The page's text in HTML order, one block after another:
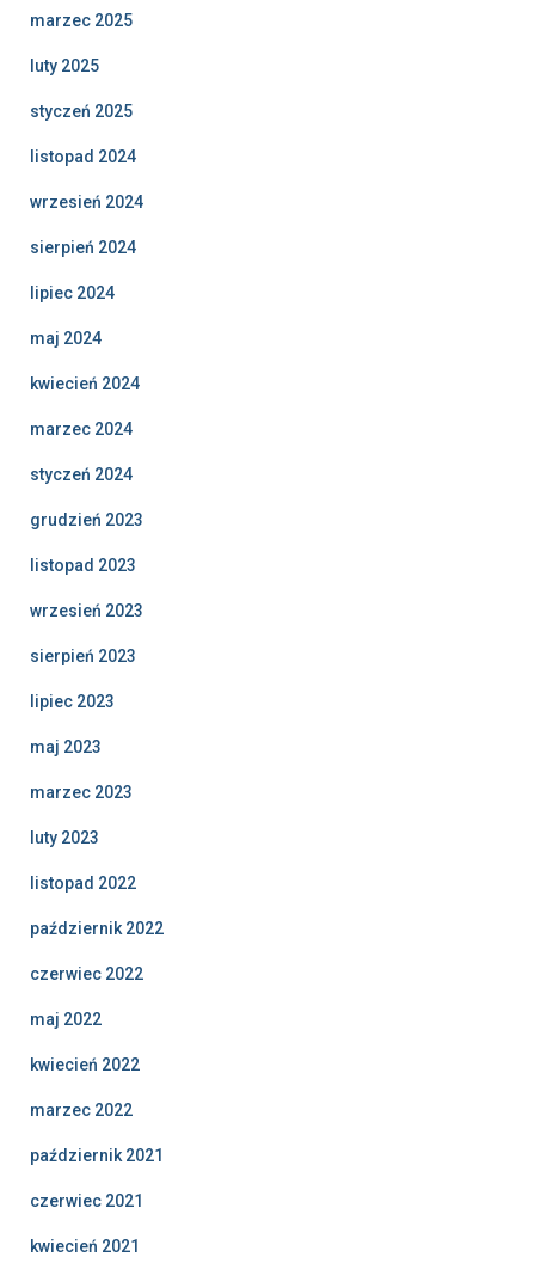
marzec 2025
luty 2025
styczeń 2025
listopad 2024
wrzesień 2024
sierpień 2024
lipiec 2024
maj 2024
kwiecień 2024
marzec 2024
styczeń 2024
grudzień 2023
listopad 2023
wrzesień 2023
sierpień 2023
lipiec 2023
maj 2023
marzec 2023
luty 2023
listopad 2022
październik 2022
czerwiec 2022
maj 2022
kwiecień 2022
marzec 2022
październik 2021
czerwiec 2021
kwiecień 2021